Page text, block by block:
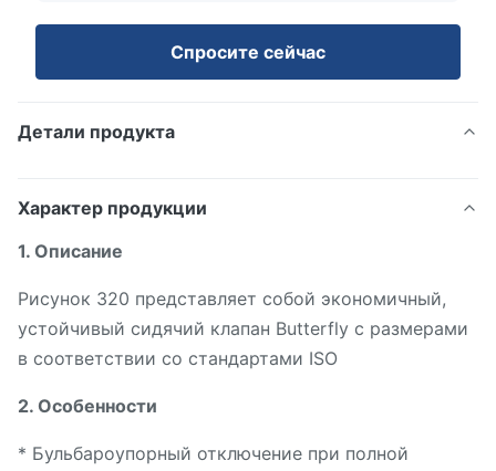
Спросите сейчас
Детали продукта
Характер продукции
1. Описание
Рисунок 320 представляет собой экономичный,
устойчивый сидячий клапан Butterfly с размерами
в соответствии со стандартами ISO
2. Особенности
* Бульбароупорный отключение при полной